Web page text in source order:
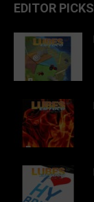
EDITOR PICKS